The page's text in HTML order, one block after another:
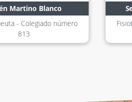
Martino Blanco
- Colegiado número
813